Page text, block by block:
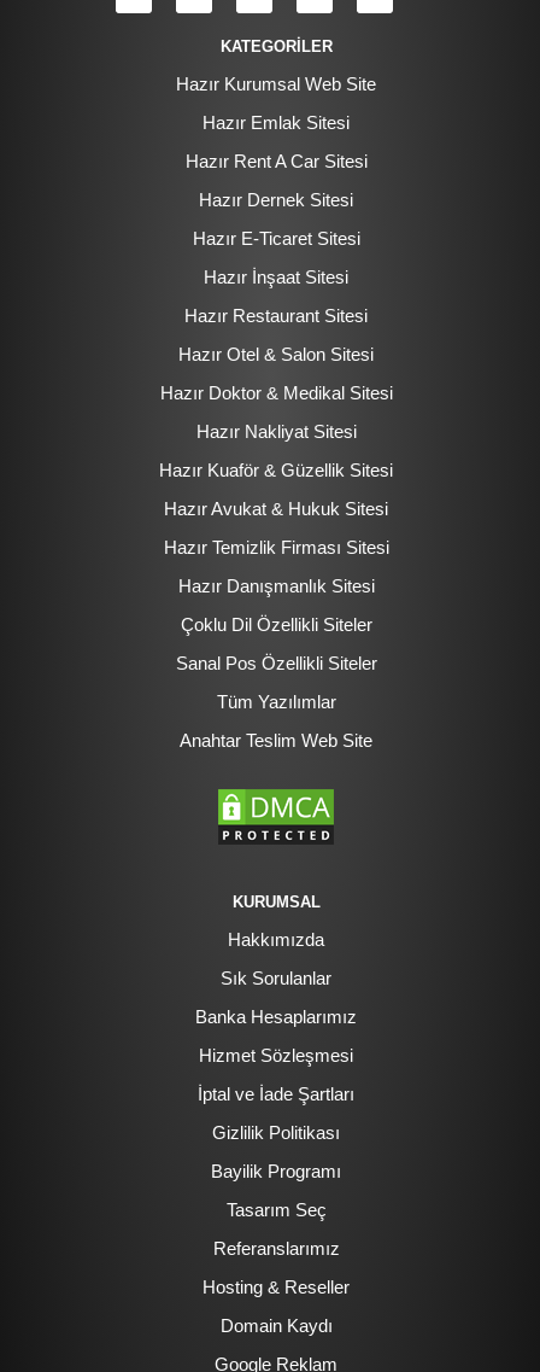
KATEGORİLER
Hazır Kurumsal Web Site
Hazır Emlak Sitesi
Hazır Rent A Car Sitesi
Hazır Dernek Sitesi
Hazır E-Ticaret Sitesi
Hazır İnşaat Sitesi
Hazır Restaurant Sitesi
Hazır Otel & Salon Sitesi
Hazır Doktor & Medikal Sitesi
Hazır Nakliyat Sitesi
Hazır Kuaför & Güzellik Sitesi
Hazır Avukat & Hukuk Sitesi
Hazır Temizlik Firması Sitesi
Hazır Danışmanlık Sitesi
Çoklu Dil Özellikli Siteler
Sanal Pos Özellikli Siteler
Tüm Yazılımlar
Anahtar Teslim Web Site
KURUMSAL
Hakkımızda
Sık Sorulanlar
Banka Hesaplarımız
Hizmet Sözleşmesi
İptal ve İade Şartları
Gizlilik Politikası
Bayilik Programı
Tasarım Seç
Referanslarımız
Hosting & Reseller
Domain Kaydı
Google Reklam